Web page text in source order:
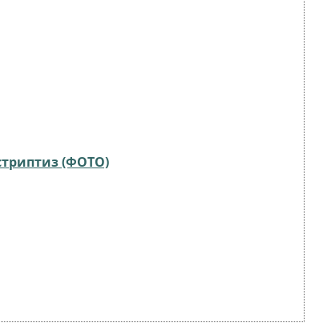
(ФОТО)